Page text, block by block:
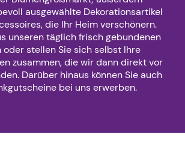
ausgewählte Dekorationsartikel
die Ihr Heim verschönern.
unseren täglich frisch gebundenen
oder stellen Sie sich selbst Ihre
zusammen, die wir dann direkt vor
Darüber hinaus können Sie auch
bei uns erwerben.